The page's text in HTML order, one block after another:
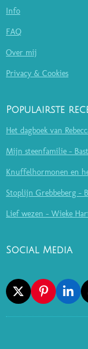
Info
FAQ
Over mij
Privacy & Cookies
Populairste
Het dagboek van
Mijn steenfamilie -
Knuffelhormonen en
Stoplijn Grebbeberg -
Lief wezen - Wieke
Social Media
X
P
I
N
L
I
N